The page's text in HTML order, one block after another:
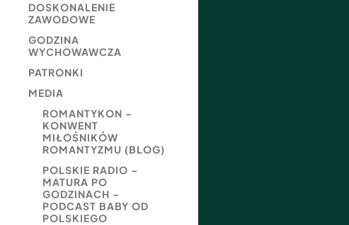
DOSKONALENIE
ZAWODOWE
GODZINA
WYCHOWAWCZA
PATRONKI
MEDIA
ROMANTYKON –
KONWENT
MIŁOŚNIKÓW
ROMANTYZMU (BLOG)
POLSKIE RADIO –
MATURA PO
GODZINACH –
PODCAST BABY OD
POLSKIEGO